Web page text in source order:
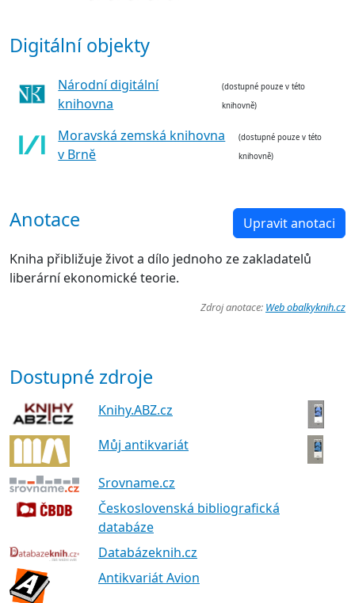
Digitální objekty
Národní digitální
knihovna
(dostupné pouze v této
knihovně)
Moravská zemská knihovna
v Brně
(dostupné pouze v této
knihovně)
Anotace Upravit anotaci
Kniha přibližuje život a dílo jednoho ze zakladatelů
liberární ekonomické teorie.
Zdroj anotace: Web obalkyknih.cz
Dostupné zdroje
Knihy.ABZ.cz
Můj antikvariát
Srovname.cz
Československá bibliografická
databáze
Databázeknih.cz
Antikvariát Avion